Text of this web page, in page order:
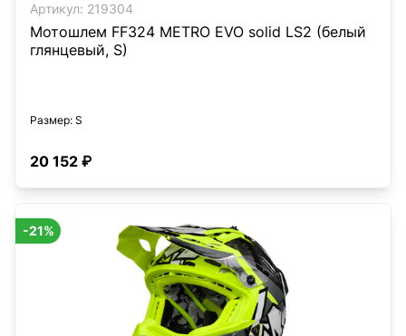
Артикул: 219304
Мотошлем FF324 METRO EVO solid LS2 (белый
глянцевый, S)
Размер: S
20 152 ₽
-21%